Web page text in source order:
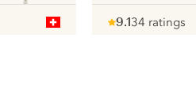
9.134 ratings